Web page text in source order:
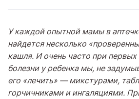
У каждой опытной мамы в
найдется несколько
кашля. И очень часто при
болезни у ребенка мы, не
его «лечить» — микстурами,
горчичниками и ингаляциями.